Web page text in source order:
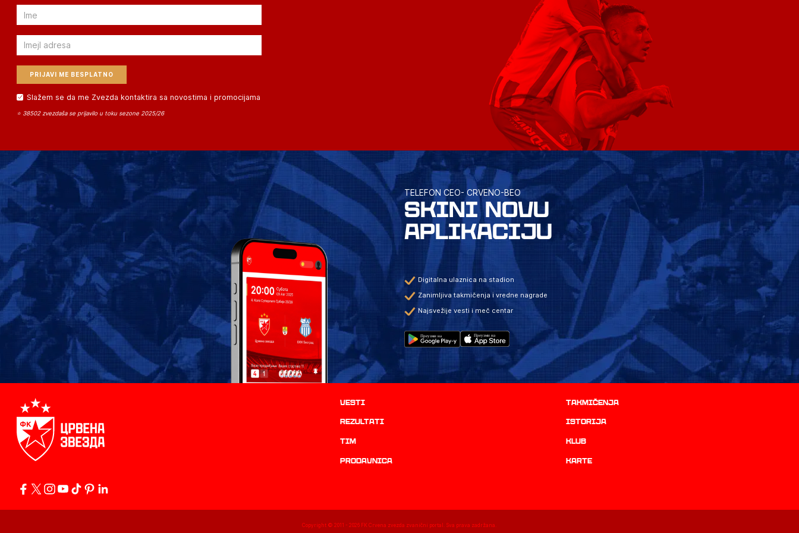
Email
Email
Slažem se da me Zvezda kontaktira sa novostima i promocijama
⭐ 38502 zvezdaša se prijavilo u toku sezone 2025/26
TELEFON CEO- CRVENO-BEO
SKINI NOVU
APLIKACIJU
Digitalna ulaznica na stadion
Zanimljiva takmičenja i vredne nagrade
Najsvežije vesti i meč centar
Vesti Takmičenja
rezultati istorija
TIM Klub
prodavnica Karte
Copyright © 2011 -2026 FK Crvena zvezda zvanični portal. Sva prava zadržana.